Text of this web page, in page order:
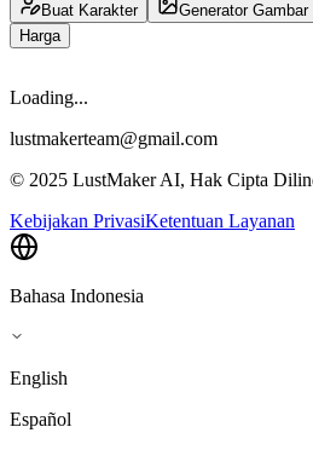
Buat Karakter
Generator Gambar
Harga
Loading...
lustmakerteam@gmail.com
© 2025 LustMaker AI, Hak Cipta
Kebijakan PrivasiKetentuan Layanan
Bahasa Indonesia
English
Español